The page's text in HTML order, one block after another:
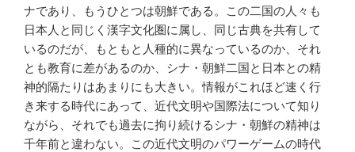
ナであり、もうひとつは朝鮮である。この二国の人々も
日本人と同じく漢字文化圏に属し、同じ古典を共有して
いるのだが、もともと人種的に異なっているのか、それ
とも教育に差があるのか、シナ・朝鮮二国と日本との精
神的隔たりはあまりにも大きい。情報がこれほど速く行
き来する時代にあって、近代文明や国際法について知り
ながら、それでも過去に拘り続けるシナ・朝鮮の精神は
千年前と違わない。この近代文明のパワーゲームの時代